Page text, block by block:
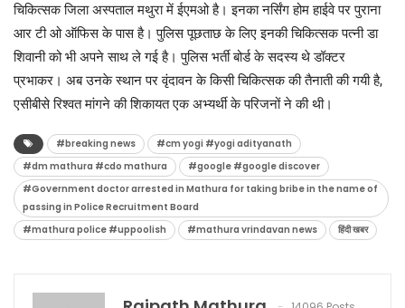
चिकित्सक जिला अस्पताल मथुरा में ईएमओ है। इनका नर्सिंग होम हाईवे पर पुराना
आर टी ओ ऑफिस के पास है। पुलिस पूछताछ के लिए इनकी चिकित्सक पत्नी डा
शिवानी को भी अपने साथ ले गई है। पुलिस भर्ती बोर्ड के सदस्य थे डॉक्टर
प्रभाकर। अब उनके स्थान पर वृंदावन के किसी चिकित्सक की तैनाती की गयी है,
एसीबीसे रिश्वत मांगने की शिकायत एक अभ्यर्थी के परिजनों ने की थी।
#breaking news
#cm yogi #yogi adityanath
#dm mathura #cdo mathura
#google #google discover
#Government doctor arrested in Mathura for taking bribe in the name of
passing in Police Recruitment Board
#mathura police #uppoolish
#mathura vrindavan news हिंदी खबर